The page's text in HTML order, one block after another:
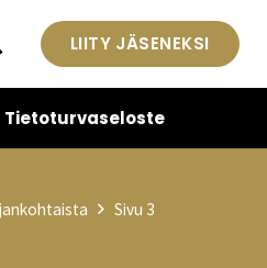
LIITY JÄSENEKSI
Tietoturvaseloste
Sivu 3